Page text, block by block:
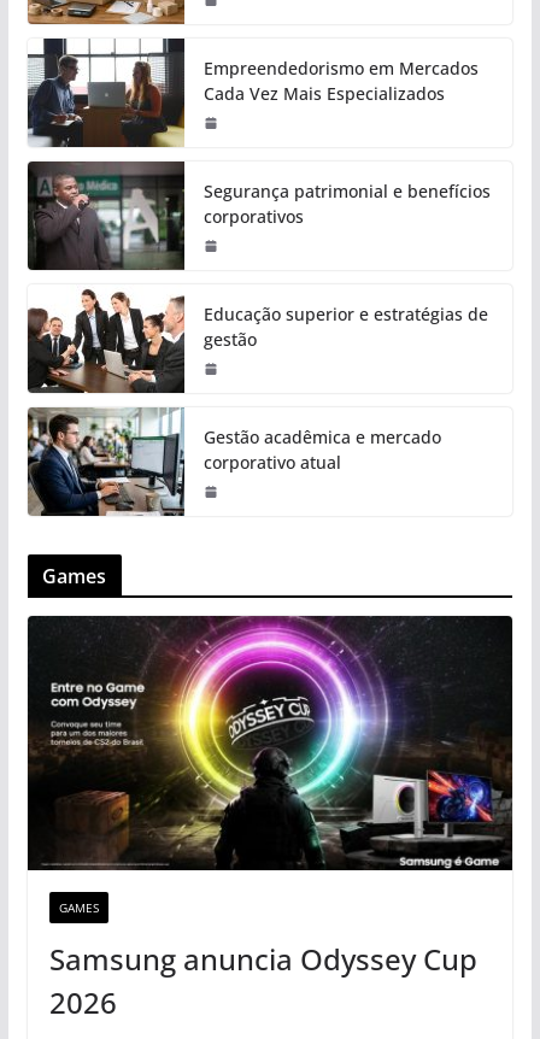
Empreendedorismo em Mercados
Cada Vez Mais Especializados
Segurança patrimonial e benefícios
corporativos
Educação superior e estratégias de
gestão
Gestão acadêmica e mercado
corporativo atual
Games
GAMES
Samsung anuncia Odyssey Cup
2026